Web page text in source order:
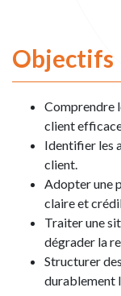
Objectifs
Comprendre
client
Identifier les
client.
Adopter une
claire et
Traiter une
dégrader la
Structurer
durablement